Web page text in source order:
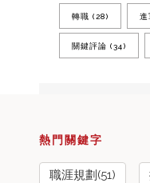
轉職 (28) 進
關鍵評論 (34)
熱門關鍵字
職涯規劃(51)